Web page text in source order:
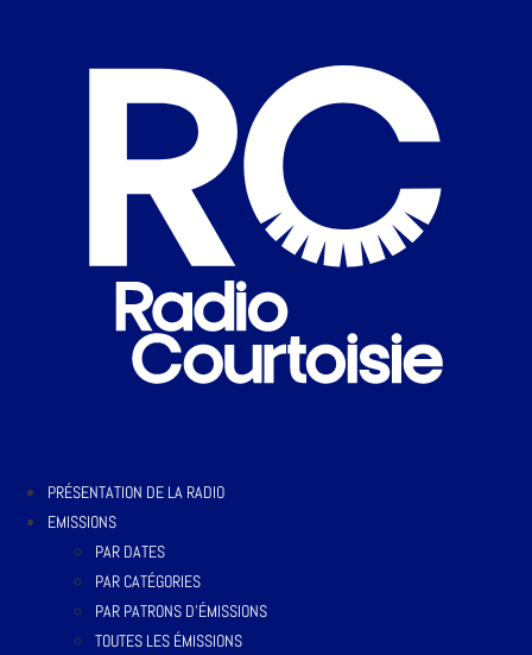
PRÉSENTATION DE LA RADIO
EMISSIONS
PAR DATES
PAR CATÉGORIES
PAR PATRONS D’ÉMISSIONS
TOUTES LES ÉMISSIONS